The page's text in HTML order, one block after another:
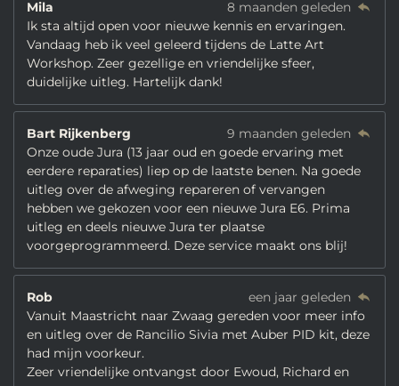
Mila
8 maanden geleden
Ik sta altijd open voor nieuwe kennis en ervaringen.
Vandaag heb ik veel geleerd tijdens de Latte Art
Workshop. Zeer gezellige en vriendelijke sfeer,
duidelijke uitleg. Hartelijk dank!
Bart Rijkenberg
9 maanden geleden
Onze oude Jura (13 jaar oud en goede ervaring met
eerdere reparaties) liep op de laatste benen. Na goede
uitleg over de afweging repareren of vervangen
hebben we gekozen voor een nieuwe Jura E6. Prima
uitleg en deels nieuwe Jura ter plaatse
voorgeprogrammeerd. Deze service maakt ons blij!
Rob
een jaar geleden
Vanuit Maastricht naar Zwaag gereden voor meer info
en uitleg over de Rancilio Sivia met Auber PID kit, deze
had mijn voorkeur.
Zeer vriendelijke ontvangst door Ewoud, Richard en